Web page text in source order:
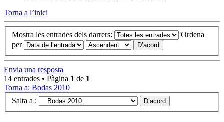
Torna a l’inici
Mostra les entrades dels darrers:
Ordena
per
Envia una resposta
14 entrades • Pàgina 1 de 1
Torna a: Bodas 2010
Salta a :